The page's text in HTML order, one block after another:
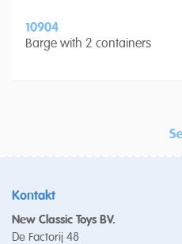
10904
Barge with 2 containers
Kontakt
New Classic Toys BV.
De Factorij 48